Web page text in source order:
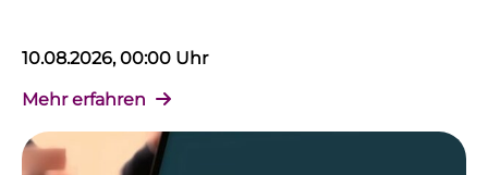
10.08.2026, 00:00 Uhr
Mehr erfahren